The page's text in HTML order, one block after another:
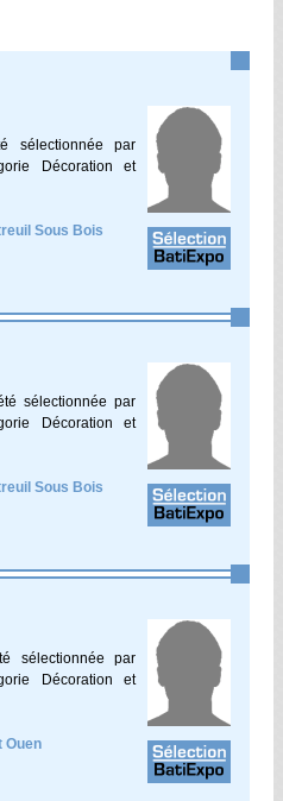
sélectionnée par
Décoration et
Sous Bois
sélectionnée par
Décoration et
Sous Bois
sélectionnée par
Décoration et
Ouen